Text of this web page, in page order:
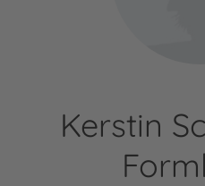
Kerstin